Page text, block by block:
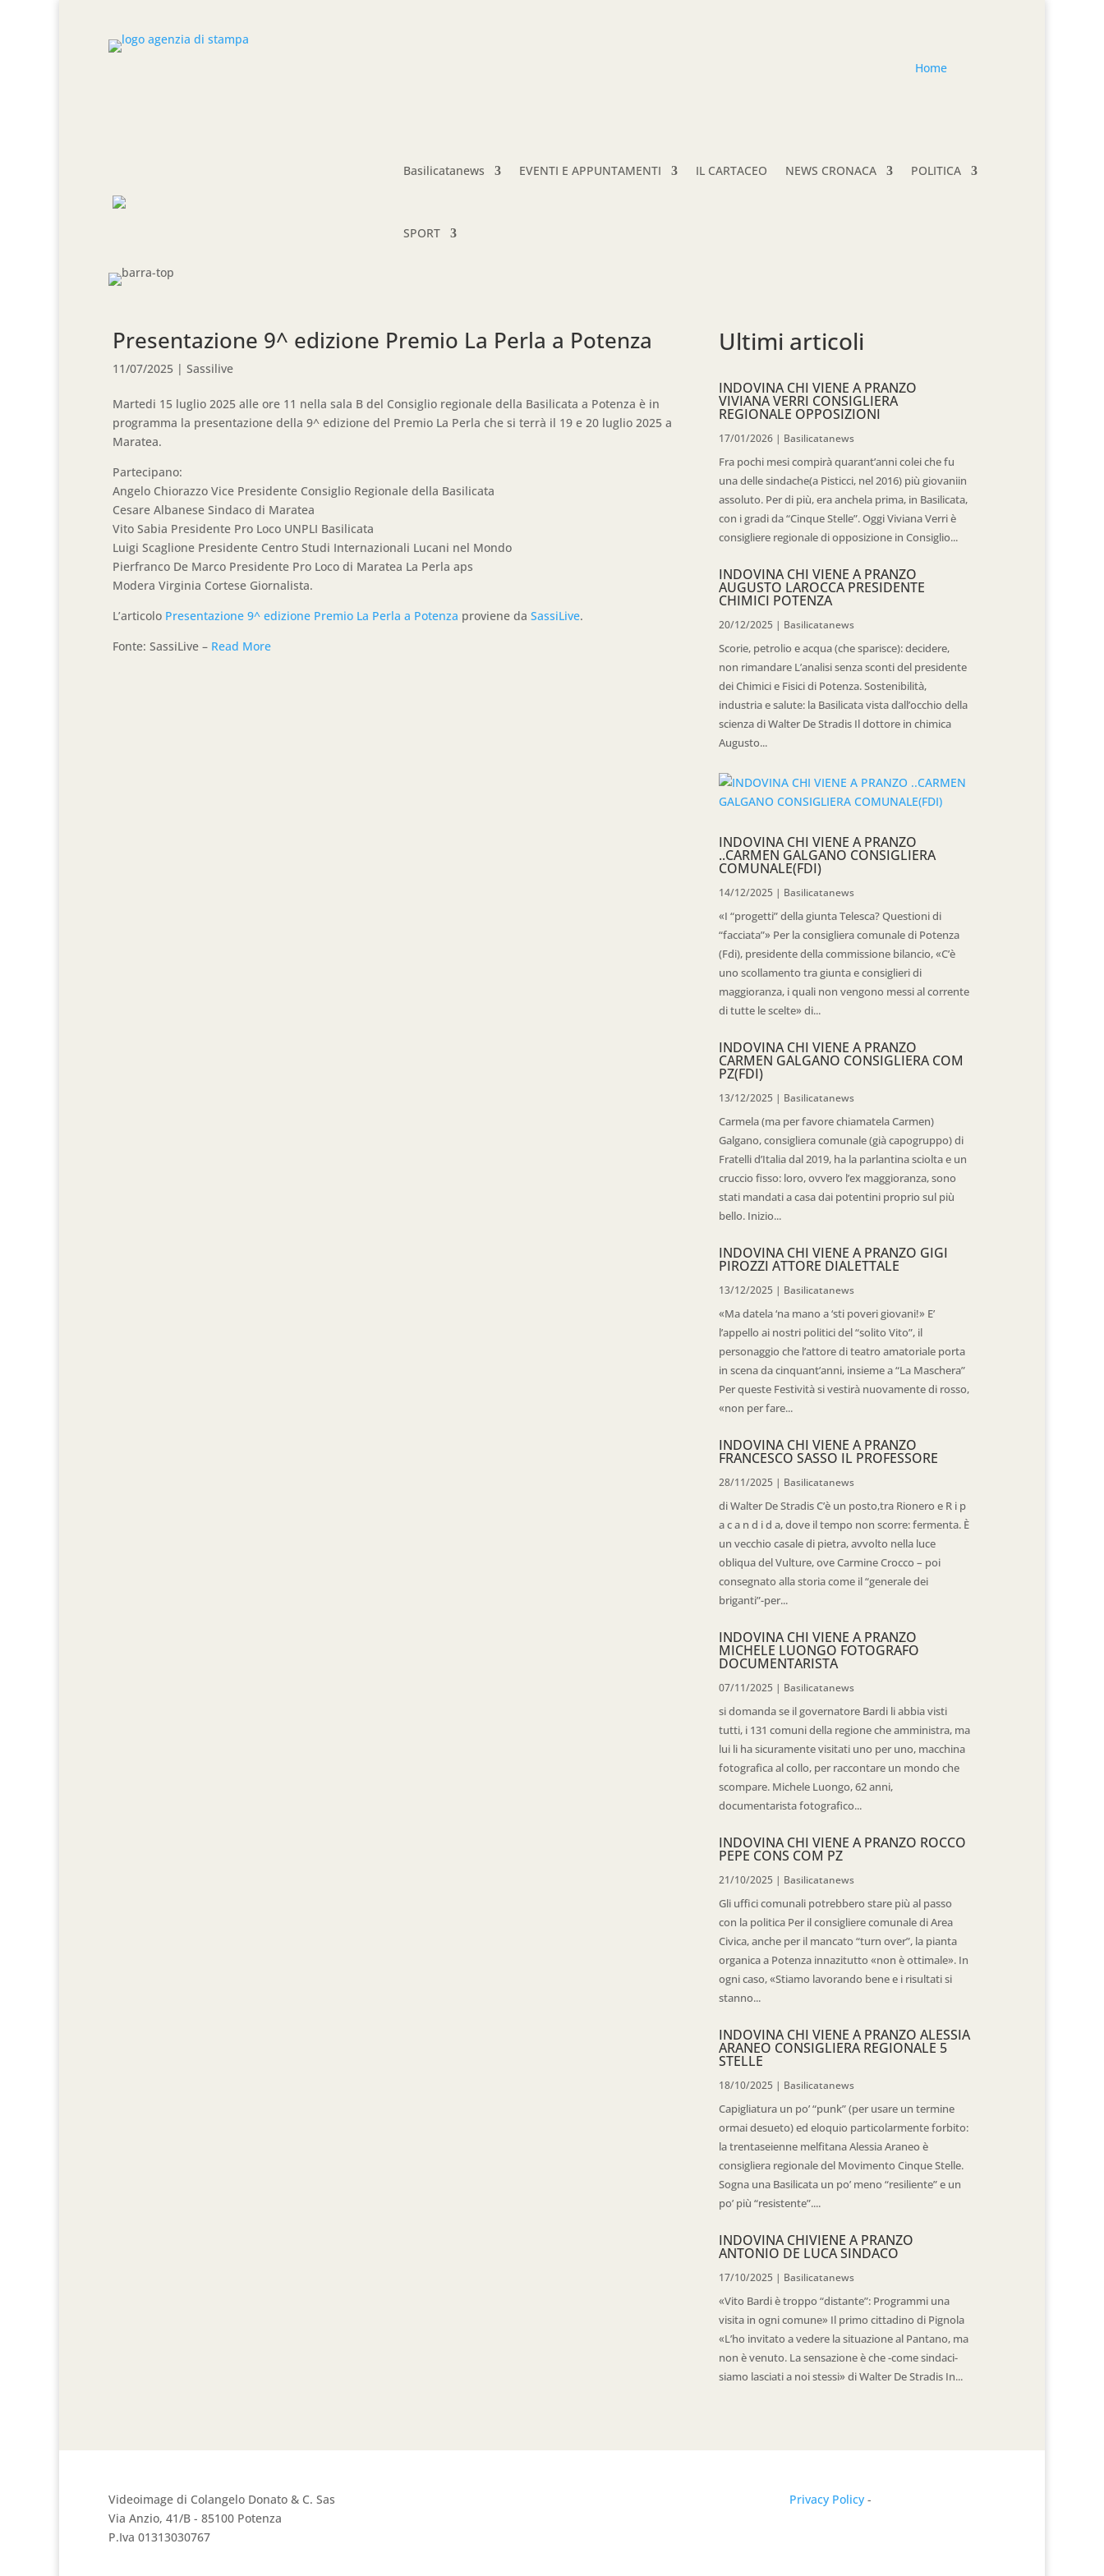
Home
Basilicatanews EVENTI E APPUNTAMENTI IL CARTACEO NEWS CRONACA POLITICA
SPORT
Presentazione 9^ edizione Premio La Perla a Potenza
11/07/2025 | Sassilive
Martedi 15 luglio 2025 alle ore 11 nella sala B del Consiglio regionale della Basilicata a Potenza è in
programma la presentazione della 9^ edizione del Premio La Perla che si terrà il 19 e 20 luglio 2025 a
Maratea.
Partecipano:
Angelo Chiorazzo Vice Presidente Consiglio Regionale della Basilicata
Cesare Albanese Sindaco di Maratea
Vito Sabia Presidente Pro Loco UNPLI Basilicata
Luigi Scaglione Presidente Centro Studi Internazionali Lucani nel Mondo
Pierfranco De Marco Presidente Pro Loco di Maratea La Perla aps
Modera Virginia Cortese Giornalista.
L’articolo Presentazione 9^ edizione Premio La Perla a Potenza proviene da SassiLive.
Fonte: SassiLive – Read More
Ultimi articoli
INDOVINA CHI VIENE A PRANZO
VIVIANA VERRI CONSIGLIERA
REGIONALE OPPOSIZIONI
17/01/2026 | Basilicatanews
Fra pochi mesi compirà quarant’anni colei che fu
una delle sindache(a Pisticci, nel 2016) più giovaniin
assoluto. Per di più, era anchela prima, in Basilicata,
con i gradi da “Cinque Stelle”. Oggi Viviana Verri è
consigliere regionale di opposizione in Consiglio...
INDOVINA CHI VIENE A PRANZO
AUGUSTO LAROCCA PRESIDENTE
CHIMICI POTENZA
20/12/2025 | Basilicatanews
Scorie, petrolio e acqua (che sparisce): decidere,
non rimandare L’analisi senza sconti del presidente
dei Chimici e Fisici di Potenza. Sostenibilità,
industria e salute: la Basilicata vista dall’occhio della
scienza di Walter De Stradis Il dottore in chimica
Augusto...
INDOVINA CHI VIENE A PRANZO
..CARMEN GALGANO CONSIGLIERA
COMUNALE(FDI)
14/12/2025 | Basilicatanews
«I “progetti” della giunta Telesca? Questioni di
“facciata”» Per la consigliera comunale di Potenza
(Fdi), presidente della commissione bilancio, «C’è
uno scollamento tra giunta e consiglieri di
maggioranza, i quali non vengono messi al corrente
di tutte le scelte» di...
INDOVINA CHI VIENE A PRANZO
CARMEN GALGANO CONSIGLIERA COM
PZ(FDI)
13/12/2025 | Basilicatanews
Carmela (ma per favore chiamatela Carmen)
Galgano, consigliera comunale (già capogruppo) di
Fratelli d’Italia dal 2019, ha la parlantina sciolta e un
cruccio fisso: loro, ovvero l’ex maggioranza, sono
stati mandati a casa dai potentini proprio sul più
bello. Inizio...
INDOVINA CHI VIENE A PRANZO GIGI
PIROZZI ATTORE DIALETTALE
13/12/2025 | Basilicatanews
«Ma datela ‘na mano a ‘sti poveri giovani!» E’
l’appello ai nostri politici del “solito Vito”, il
personaggio che l’attore di teatro amatoriale porta
in scena da cinquant’anni, insieme a “La Maschera”
Per queste Festività si vestirà nuovamente di rosso,
«non per fare...
INDOVINA CHI VIENE A PRANZO
FRANCESCO SASSO IL PROFESSORE
28/11/2025 | Basilicatanews
di Walter De Stradis C’è un posto,tra Rionero e R i p
a c a n d i d a, dove il tempo non scorre: fermenta. È
un vecchio casale di pietra, avvolto nella luce
obliqua del Vulture, ove Carmine Crocco – poi
consegnato alla storia come il “generale dei
briganti”-per...
INDOVINA CHI VIENE A PRANZO
MICHELE LUONGO FOTOGRAFO
DOCUMENTARISTA
07/11/2025 | Basilicatanews
si domanda se il governatore Bardi li abbia visti
tutti, i 131 comuni della regione che amministra, ma
lui li ha sicuramente visitati uno per uno, macchina
fotografica al collo, per raccontare un mondo che
scompare. Michele Luongo, 62 anni,
documentarista fotografico...
INDOVINA CHI VIENE A PRANZO ROCCO
PEPE CONS COM PZ
21/10/2025 | Basilicatanews
Gli uffici comunali potrebbero stare più al passo
con la politica Per il consigliere comunale di Area
Civica, anche per il mancato “turn over”, la pianta
organica a Potenza innazitutto «non è ottimale». In
ogni caso, «Stiamo lavorando bene e i risultati si
stanno...
INDOVINA CHI VIENE A PRANZO ALESSIA
ARANEO CONSIGLIERA REGIONALE 5
STELLE
18/10/2025 | Basilicatanews
Capigliatura un po’ “punk” (per usare un termine
ormai desueto) ed eloquio particolarmente forbito:
la trentaseienne melfitana Alessia Araneo è
consigliera regionale del Movimento Cinque Stelle.
Sogna una Basilicata un po’ meno “resiliente” e un
po’ più “resistente”....
INDOVINA CHIVIENE A PRANZO
ANTONIO DE LUCA SINDACO
17/10/2025 | Basilicatanews
«Vito Bardi è troppo “distante”: Programmi una
visita in ogni comune» Il primo cittadino di Pignola
«L’ho invitato a vedere la situazione al Pantano, ma
non è venuto. La sensazione è che -come sindaci-
siamo lasciati a noi stessi» di Walter De Stradis In...
Videoimage di Colangelo Donato & C. Sas
Via Anzio, 41/B - 85100 Potenza
P.Iva 01313030767
Privacy Policy-